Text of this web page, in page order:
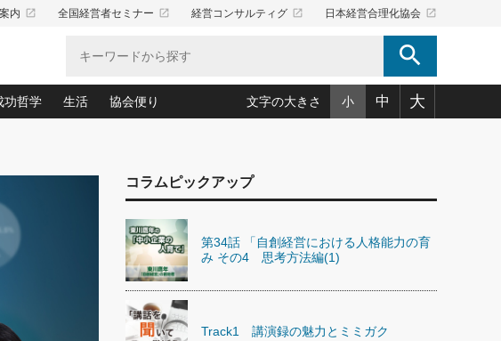
内 launch 全国経営者セミナー launch 経営コンサルティグ launch 日本経営合理化協会 launch
search
品を21世紀
2026.08.5
第86回 「言葉狩り」
もっとみる
新トレンド
(15)
っておきたいこと(34)
の新戦略(12)
(178)
メントの予防策(10)
れる「ウェルビーイング経営入
が伸びるのか？(5)
の視点(100)
”お店の仕組みづくり(210)
の現場改善(174)
理職の条件(62)
からお願いしたいと思われる 気配りの達人(127)
対応 実践マニュアル(92)
対応の新知識と新常識(57)
員に育てる！ 社員教育の決め手(203)
の「中小企業の人育て」(38)
功哲学
中国哲学に学ぶ 不況は会社守成の好機(38)
令和時代の「社長の人間力の磨き方」(86)
先人の名句名言の教え 東洋思想に学ぶ経営学(132)
渡部昇一の「日本の指導者たち」(32)
経営に活かす“十八史略”(30)
生活
おのころ心平の ──社長のための「か・ら・だマネジメント」
デジタルＡＶを味方に！新・仕事術(180)
リーダー脳の鍛え方(32)
ワインを楽しむ基礎レッスン(12)
必読！社長が読むべき今月の4冊(88)
眼と耳で楽しむ読書術(162)
協会便り
「愛読者通信」著者インタビュー(44)
ビジネス見聞録 経営ニュース(100)
作間信司の経営無形庵(けいえいむぎょうあん)(166)
経営セミナー情報局(1)
繁栄への着眼点 牟田太陽(76)
講話を聞いて学ぼう 実学・耳学・磨く「ミミガク」のすすめ
(7)
文字の大きさ 小 中 大
コラムピックアップ
第34話 「自創経営における人格能力の育
み その4 思考方法編(1)
Track1 講演録の魅力とミミガク